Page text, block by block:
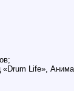
Life»,